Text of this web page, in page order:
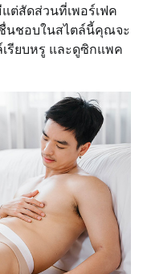
ต่สัดส่วนที่เพอร์เฟค
นชอบในสไตล์นี้คุณจะ
รียบหรู และดูซิกแพค